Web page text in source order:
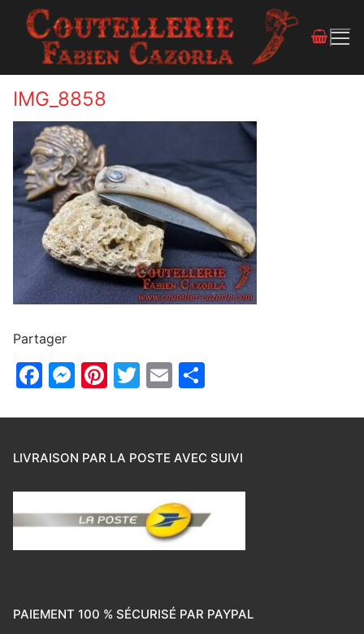
IMG_8858
Partager
Facebook
Messenger
Pinterest
Twitter
Email
LIVRAISON PAR LA POSTE AVEC SUIVI
PAIEMENT 100 % SÉCURISÉ PAR PAYPAL